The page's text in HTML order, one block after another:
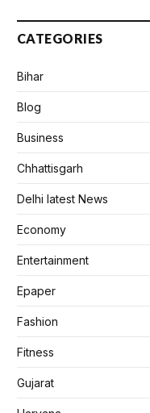
CATEGORIES
Bihar
Blog
Business
Chhattisgarh
Delhi latest News
Economy
Entertainment
Epaper
Fashion
Fitness
Gujarat